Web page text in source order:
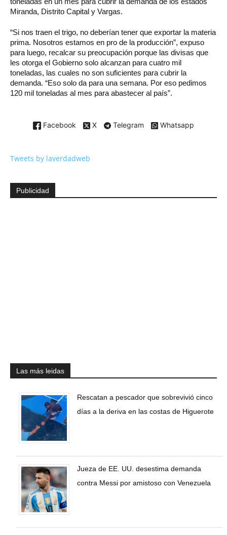
Miranda, Distrito Capital y Vargas.
“Si nos traen el trigo, no deberían tener que exportar la materia
prima. Nosotros estamos en pro de la producción”, expuso
para luego, recalcar su preocupación porque las divisas que
les otorga el Gobierno solo alcanzan para cuatro mil
toneladas, las cuales no son suficientes para cubrir la
demanda. “Eso solo da para una semana. Por eso pedimos
120 mil toneladas al mes para abastecer al país”.
Facebook X Telegram Whatsapp
Tweets by laverdadweb
Publicidad
Las más leidas
Rescatan a pescador que sobrevivió cinco
días a la deriva en las costas de Higuerote
Jueza de EE. UU. desestima demanda
contra Messi por amistoso con Venezuela